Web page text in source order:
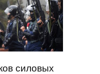
силовых